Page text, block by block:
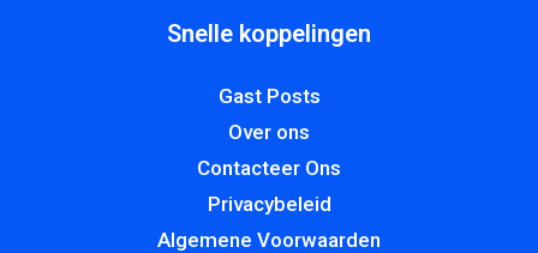
Snelle koppelingen
Gast Posts
Over ons
Contacteer Ons
Privacybeleid
Algemene Voorwaarden